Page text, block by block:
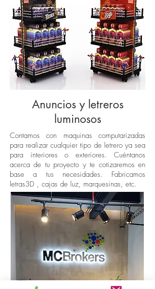
Anuncios y letreros
luminosos
Contamos con maquinas computarizadas
para realizar cualquier tipo de letrero ya sea
para interiores o exteriores. Cuéntanos
acerca de tu proyecto y te cotizaremos en
base a tus necesidades. Fabricamos
letras3D , cajas de luz, marquesinas, etc.